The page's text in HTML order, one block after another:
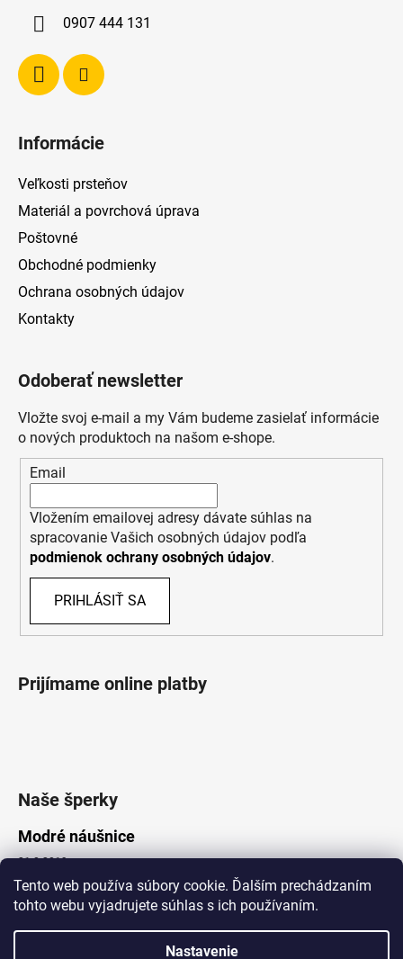
Tento web používa súbory cookie. Ďalším prechádzaním
tohto webu vyjadrujete súhlas s ich používaním.
Nastavenie
0907 444 131
Informácie
Veľkosti prsteňov
Materiál a povrchová úprava
Poštovné
Obchodné podmienky
Ochrana osobných údajov
Kontakty
Odoberať newsletter
Vložte svoj e-mail a my Vám budeme zasielať informácie
o nových produktoch na našom e-shope.
Email
Vložením emailovej adresy dávate súhlas na
spracovanie Vašich osobných údajov podľa
podmienok ochrany osobných údajov.
PRIHLÁSIŤ SA
Prijímame online platby
Naše šperky
Modré náušnice
21.8.2019
Vytvoril Shoptet